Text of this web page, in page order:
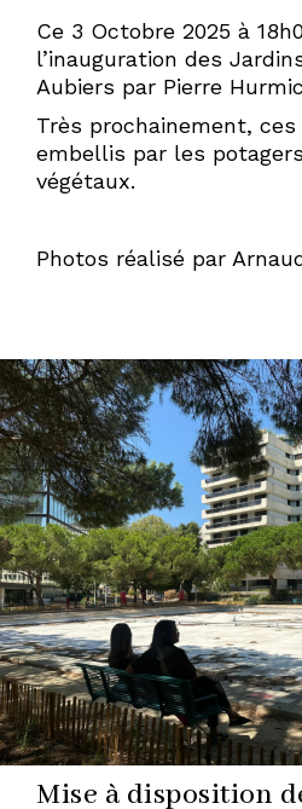
Ce 3 Octobre 2025 à
l’inauguration des
Aubiers par Pierre
Très prochainement,
embellis par les
végétaux.
Photos réalisé par
Mise à disposition